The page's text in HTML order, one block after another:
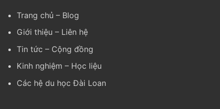
Trang chủ – Blog
Giới thiệu – Liên hệ
Tin tức – Cộng đồng
Kinh nghiệm – Học liệu
Các hệ du học Đài Loan